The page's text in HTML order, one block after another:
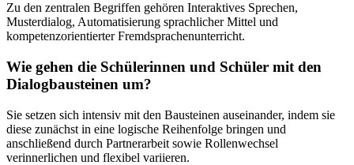
Zu den zentralen Begriffen gehören Interaktives Sprechen,
Musterdialog, Automatisierung sprachlicher Mittel und
kompetenzorientierter Fremdsprachenunterricht.
Wie gehen die Schülerinnen und Schüler mit den
Dialogbausteinen um?
Sie setzen sich intensiv mit den Bausteinen auseinander, indem sie
diese zunächst in eine logische Reihenfolge bringen und
anschließend durch Partnerarbeit sowie Rollenwechsel
verinnerlichen und flexibel variieren.